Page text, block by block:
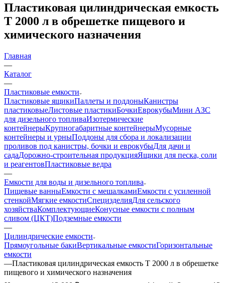
Пластиковая цилиндрическая емкость
T 2000 л в обрешетке пищевого и
химического назначения
Главная
—
Каталог
—
Пластиковые емкости
Пластиковые ящикиПаллеты и поддоныКанистры
пластиковыеЛистовые пластикиБочкиЕврокубыМини АЗС
для дизельного топливаИзотермические
контейнерыКрупногабаритные контейнерыМусорные
контейнеры и урныПоддоны для сбора и локализации
проливов под канистры, бочки и еврокубыДля дачи и
садаДорожно-строительная продукцияЯщики для песка, соли
и реагентовПластиковые ведра
—
Емкости для воды и дизельного топлива
Пищевые ванныЕмкости с мешалкамиЕмкости с усиленной
стенкойМягкие емкостиСпецизделияДля сельского
хозяйстваКомплектующиеКонусные емкости с полным
сливом (ЦКТ)Подземные емкости
—
Цилиндрические емкости
Прямоугольные бакиВертикальные емкостиГоризонтальные
емкости
—Пластиковая цилиндрическая емкость T 2000 л в обрешетке
пищевого и химического назначения